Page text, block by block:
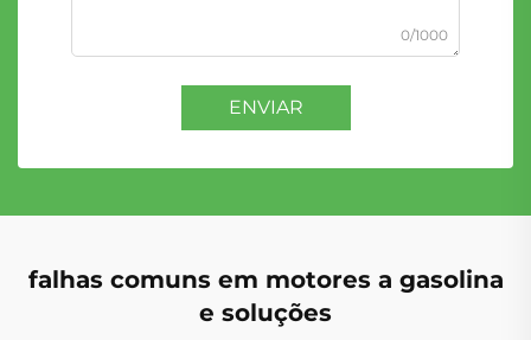
0/1000
ENVIAR
falhas comuns em motores a gasolina
e soluções